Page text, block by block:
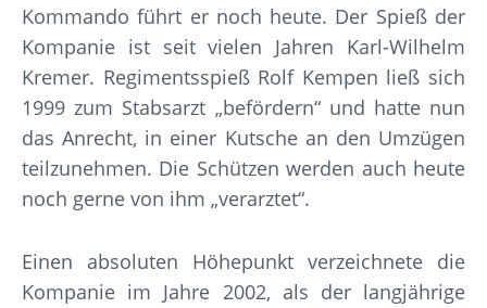
Kommando führt er noch heute. Der Spieß der
Kompanie ist seit vielen Jahren Karl-Wilhelm
Kremer. Regimentsspieß Rolf Kempen ließ sich
1999 zum Stabsarzt „befördern“ und hatte nun
das Anrecht, in einer Kutsche an den Umzügen
teilzunehmen. Die Schützen werden auch heute
noch gerne von ihm „verarztet“.
Einen absoluten Höhepunkt verzeichnete die
Kompanie im Jahre 2002, als der langjährige